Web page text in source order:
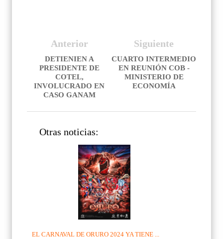
Siguiente
CUARTO INTERMEDIO
EN REUNIÓN COB -
MINISTERIO DE
ECONOMÍA
Anterior
DETIENIEN A
PRESIDENTE DE
COTEL,
INVOLUCRADO EN
CASO GANAM
Otras noticias:
EL CARNAVAL DE ORURO 2024 YA TIENE ...